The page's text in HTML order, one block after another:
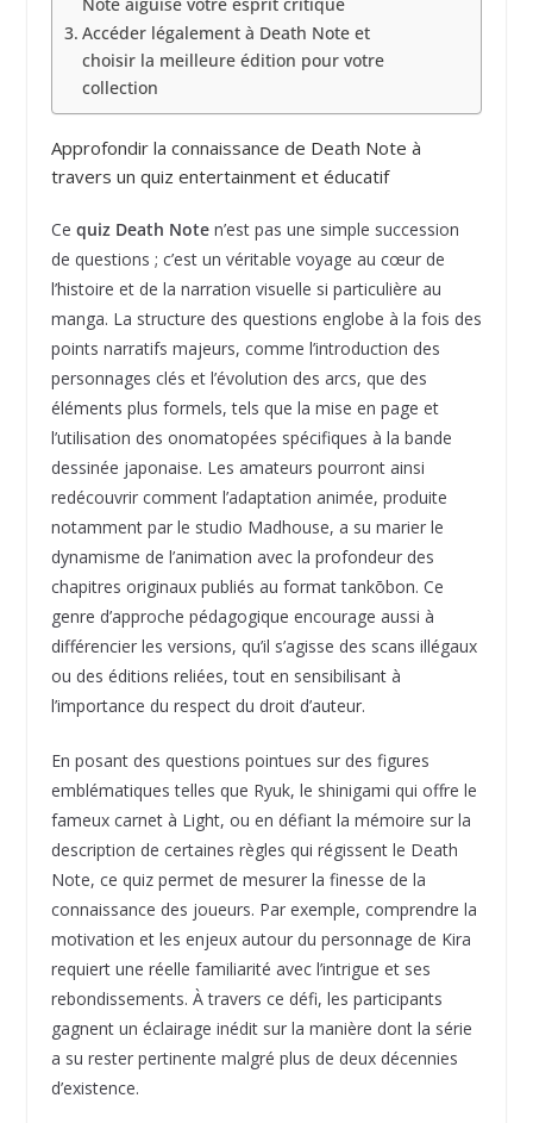
Accéder légalement à Death Note et
choisir la meilleure édition pour votre
collection
Approfondir la connaissance de Death Note à
travers un quiz entertainment et éducatif
Ce quiz Death Noten’est pas une simple succession
de questions ; c’est un véritable voyage au cœur de
l’histoire et de la narration visuelle si particulière au
manga. La structure des questions englobe à la fois des
points narratifs majeurs, comme l’introduction des
personnages clés et l’évolution des arcs, que des
éléments plus formels, tels que la mise en page et
l’utilisation des onomatopées spécifiques à la bande
dessinée japonaise. Les amateurs pourront ainsi
redécouvrir comment l’adaptation animée, produite
notamment par le studio Madhouse, a su marier le
dynamisme de l’animation avec la profondeur des
chapitres originaux publiés au format tankōbon. Ce
genre d’approche pédagogique encourage aussi à
différencier les versions, qu’il s’agisse des scans illégaux
ou des éditions reliées, tout en sensibilisant à
l’importance du respect du droit d’auteur.
En posant des questions pointues sur des figures
emblématiques telles que Ryuk, le shinigami qui offre le
fameux carnet à Light, ou en défiant la mémoire sur la
description de certaines règles qui régissent le Death
Note, ce quiz permet de mesurer la finesse de la
connaissance des joueurs. Par exemple, comprendre la
motivation et les enjeux autour du personnage de Kira
requiert une réelle familiarité avec l’intrigue et ses
rebondissements. À travers ce défi, les participants
gagnent un éclairage inédit sur la manière dont la série
a su rester pertinente malgré plus de deux décennies
d’existence.